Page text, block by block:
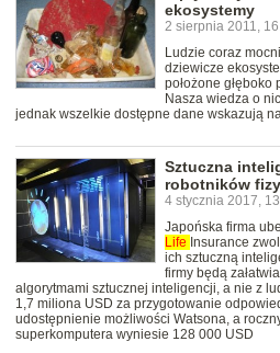
ekosystemy
2 sierpnia 2011,
Ludzie coraz
dziewicze
położone
Nasza wiedza o
jednak wszelkie dostępne dane wskazują
Sztuczna
robotników
4 stycznia 2017,
Japońska firma
Life Insurance
ich sztuczną
firmy będą
algorytmami sztucznej inteligencji, a nie z
1,7 miliona USD za przygotowanie
udostępnienie możliwości Watsona, a
superkomputera wyniesie 128 000 USD